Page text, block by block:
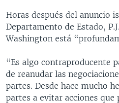
DEPORTIVO INTERNACIONAL
NOTA ECONÓMICA
Idiomas
Horas después del anuncio
Departamento de Estado,
Washington está
“Es algo contraproducente
de reanudar las
partes. Desde hace mucho
partes a evitar acciones que